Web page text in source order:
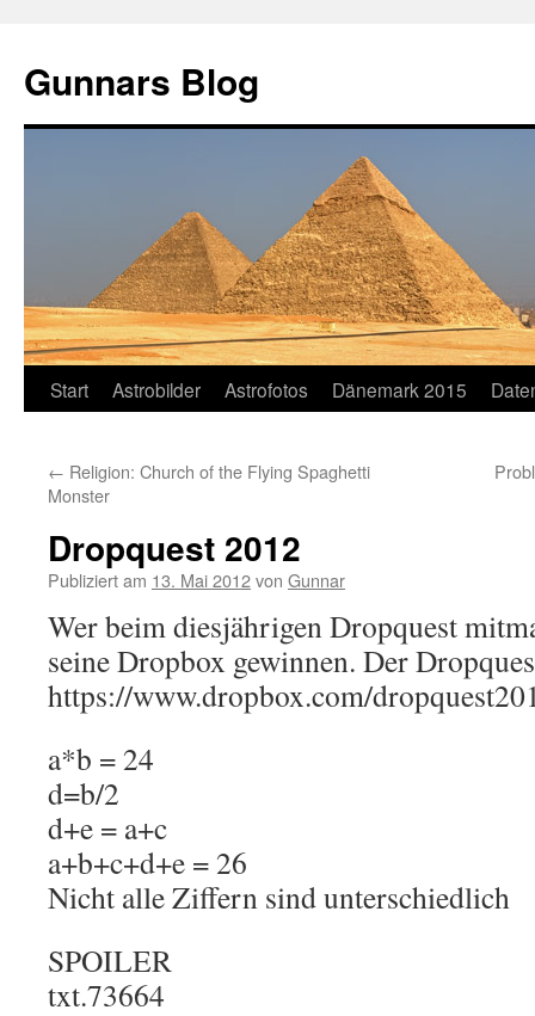
Gunnars Blog
Zum
springen
Start Astrobilder Astrofotos Dänemark 2015
← Religion: Church of the Flying Spaghetti
Monster
Dropquest 2012
Publiziert am 13. Mai 2012von Gunnar
Wer beim diesjährigen Dropquest
seine Dropbox gewinnen. Der
https://www.dropbox.com/
a*b = 24
d=b/2
d+e = a+c
a+b+c+d+e = 26
Nicht alle Ziffern sind unterschiedlich
SPOILER
txt.73664